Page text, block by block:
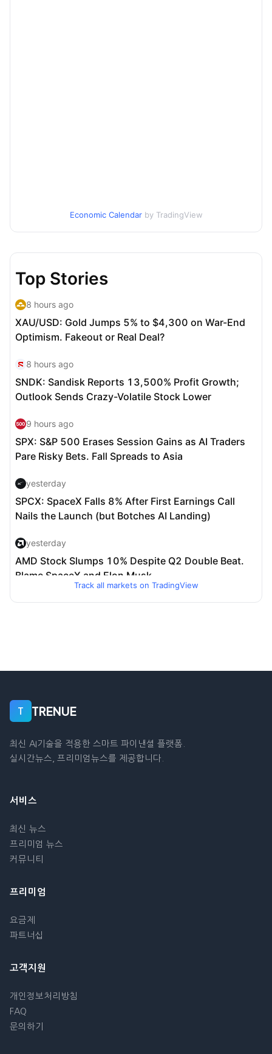
Economic Calendar by TradingView
Track all markets on TradingView
T TRENUE
최신 AI기술을 적용한 스마트 파이낸셜 플랫폼.
실시간뉴스, 프리미엄뉴스를 제공합니다.
서비스
최신 뉴스
프리미엄 뉴스
커뮤니티
프리미엄
요금제
파트너십
고객지원
개인정보처리방침
FAQ
문의하기